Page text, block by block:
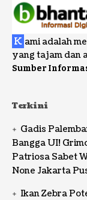
K ami adalah
yang tajam dan
Sumber
Terkini
Gadis
Bangga UI!
Patriosa Sabet
None Jakarta
Ikan Zebra